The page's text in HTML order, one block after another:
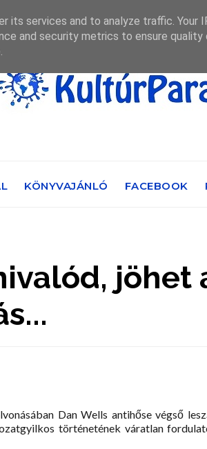
KÖNYVAJÁNLÓ FACEBOOK
jöhet
Dan Wells antihőse végső
történetének váratlan
its services and to analyze traffic. Your
and security metrics to ensure